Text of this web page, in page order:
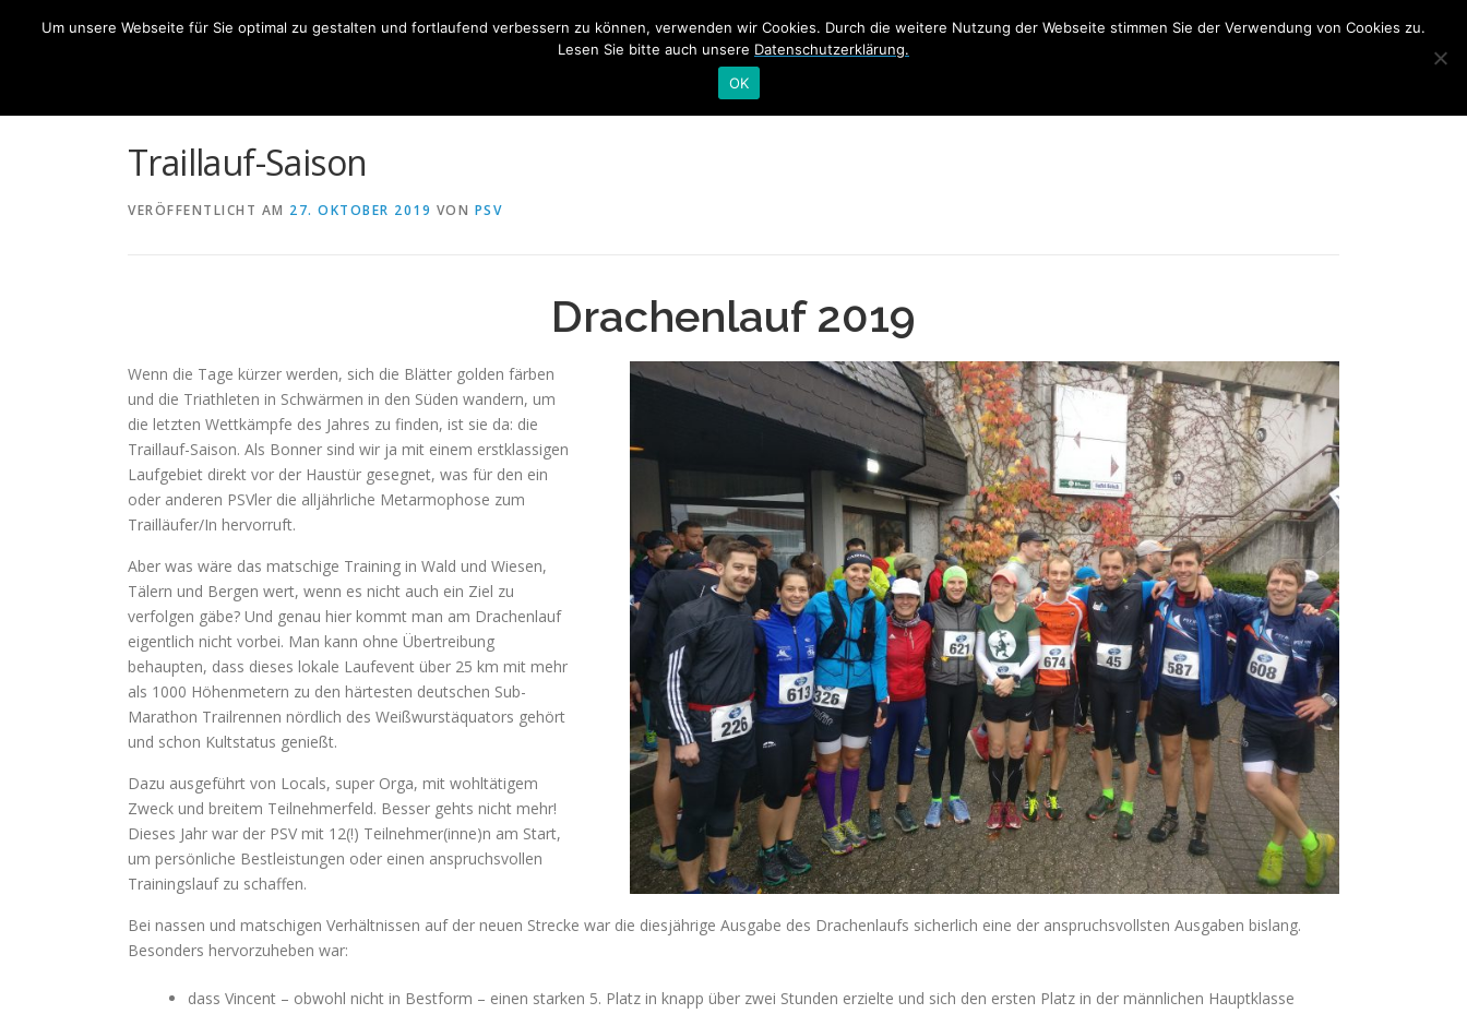
TRAINING NEWS SWIM&TALK RHEINSCHWIMMEN INTERNER BEREICH
Traillauf-Saison
VERÖFFENTLICHT AM 27. OKTOBER 2019 VON PSV
Drachenlauf 2019
Wenn die Tage kürzer werden, sich die Blätter golden färben
und die Triathleten in Schwärmen in den Süden wandern, um
die letzten Wettkämpfe des Jahres zu finden, ist sie da: die
Traillauf-Saison. Als Bonner sind wir ja mit einem erstklassigen
Laufgebiet direkt vor der Haustür gesegnet, was für den ein
oder anderen PSVler die alljährliche Metarmophose zum
Trailläufer/In hervorruft.
Aber was wäre das matschige Training in Wald und Wiesen,
Tälern und Bergen wert, wenn es nicht auch ein Ziel zu
verfolgen gäbe? Und genau hier kommt man am Drachenlauf
eigentlich nicht vorbei. Man kann ohne Übertreibung
behaupten, dass dieses lokale Laufevent über 25 km mit mehr
als 1000 Höhenmetern zu den härtesten deutschen Sub-
Marathon Trailrennen nördlich des Weißwurstäquators gehört
und schon Kultstatus genießt.
Dazu ausgeführt von Locals, super Orga, mit wohltätigem
Zweck und breitem Teilnehmerfeld. Besser gehts nicht mehr!
Dieses Jahr war der PSV mit 12(!) Teilnehmer(inne)n am Start,
um persönliche Bestleistungen oder einen anspruchsvollen
Trainingslauf zu schaffen.
Bei nassen und matschigen Verhältnissen auf der neuen Strecke war die diesjährige Ausgabe des Drachenlaufs sicherlich eine der anspruchsvollsten Ausgaben bislang.
Besonders hervorzuheben war:
dass Vincent – obwohl nicht in Bestform – einen starken 5. Platz in knapp über zwei Stunden erzielte und sich den ersten Platz in der männlichen Hauptklasse
Um unsere Webseite für Sie optimal zu gestalten und fortlaufend verbessern zu können, verwenden wir Cookies. Durch die weitere Nutzung der Webseite stimmen Sie der Verwendung von Cookies zu.
Lesen Sie bitte auch unsere Datenschutzerklärung.
OK